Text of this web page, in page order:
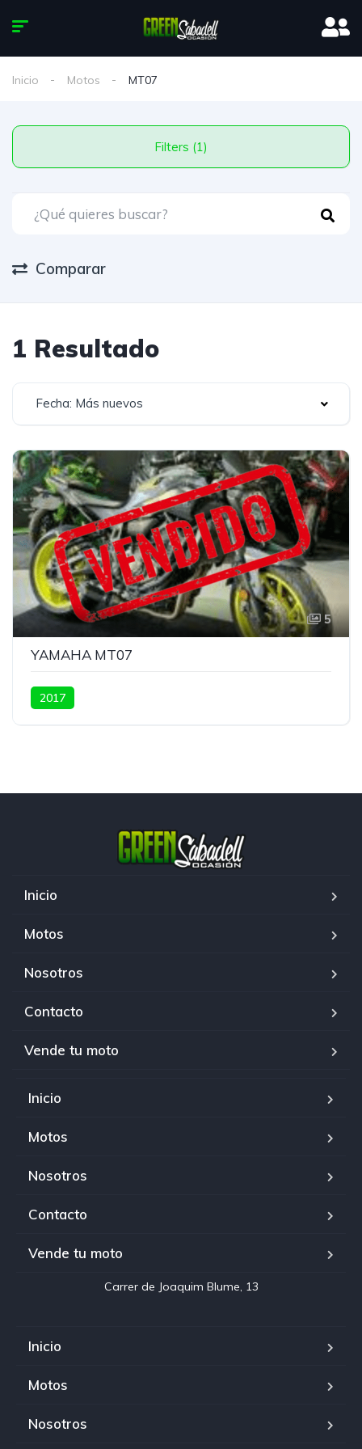
Inicio Motos MT07
Filters (1)
Comparar
1 Resultado
Fecha: Más nuevos
5
YAMAHA MT07
2017
Inicio
Motos
Nosotros
Contacto
Vende tu moto
Inicio
Motos
Nosotros
Contacto
Vende tu moto
Inicio
Motos
Nosotros